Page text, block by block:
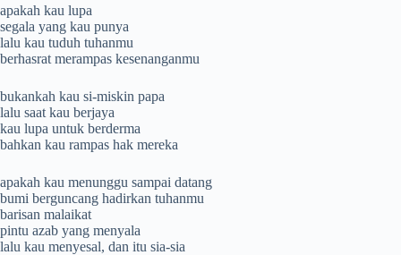
apakah kau lupa
segala yang kau punya
lalu kau tuduh tuhanmu
berhasrat merampas kesenanganmu
bukankah kau si-miskin papa
lalu saat kau berjaya
kau lupa untuk berderma
bahkan kau rampas hak mereka
apakah kau menunggu sampai datang
bumi berguncang hadirkan tuhanmu
barisan malaikat
pintu azab yang menyala
lalu kau menyesal, dan itu sia-sia